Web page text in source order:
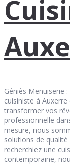
Géniès Menuiserie
cuisiniste à
transformer vos
professionnelle
mesure, nous
solutions de
recherchiez une
contemporaine,